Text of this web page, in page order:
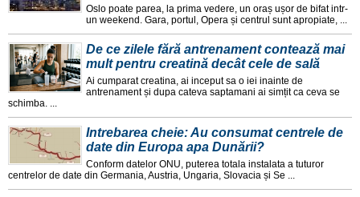
Oslo poate parea, la prima vedere, un oraș ușor de bifat intr-
un weekend. Gara, portul, Opera și centrul sunt apropiate, ...
De ce zilele fără antrenament contează mai
mult pentru creatină decât cele de sală
Ai cumparat creatina, ai inceput sa o iei inainte de
antrenament și dupa cateva saptamani ai simțit ca ceva se
schimba. ...
Intrebarea cheie: Au consumat centrele de
date din Europa apa Dunării?
Conform datelor ONU, puterea totala instalata a tuturor
centrelor de date din Germania, Austria, Ungaria, Slovacia și Se ...